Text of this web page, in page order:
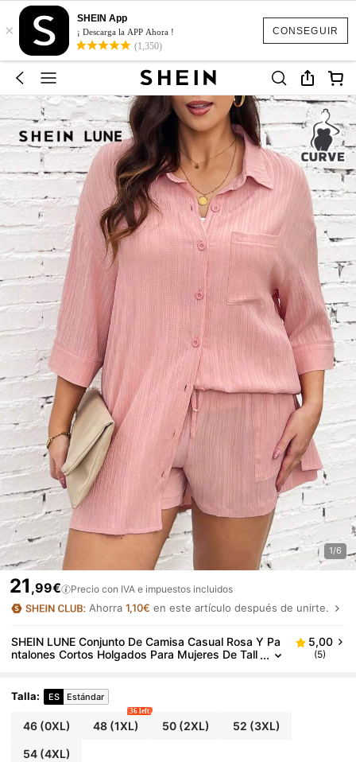
CONSEGUIR
×
SHEIN App
¡ Descarga la APP Ahora !
(1,350)
1/6
21 ,99€ Precio con IVA e impuestos incluidos
Ahorra1,10€ en este artículo después de unirte.
SHEIN LUNE Conjunto De Camisa Casual Rosa Y Pa
ntalones Cortos Holgados Para Mujeres De Tall
5,00
(5)
Talla: ES Estándar
46(0XL) 48 (1XL)
36 left
50(2XL) 52 (3XL)
54(4XL)